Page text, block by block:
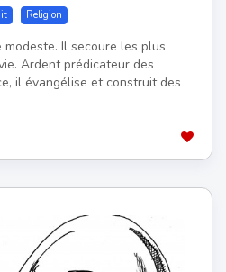
Religion
modeste. Il secoure les plus
Ardent prédicateur des
il évangélise et construit des